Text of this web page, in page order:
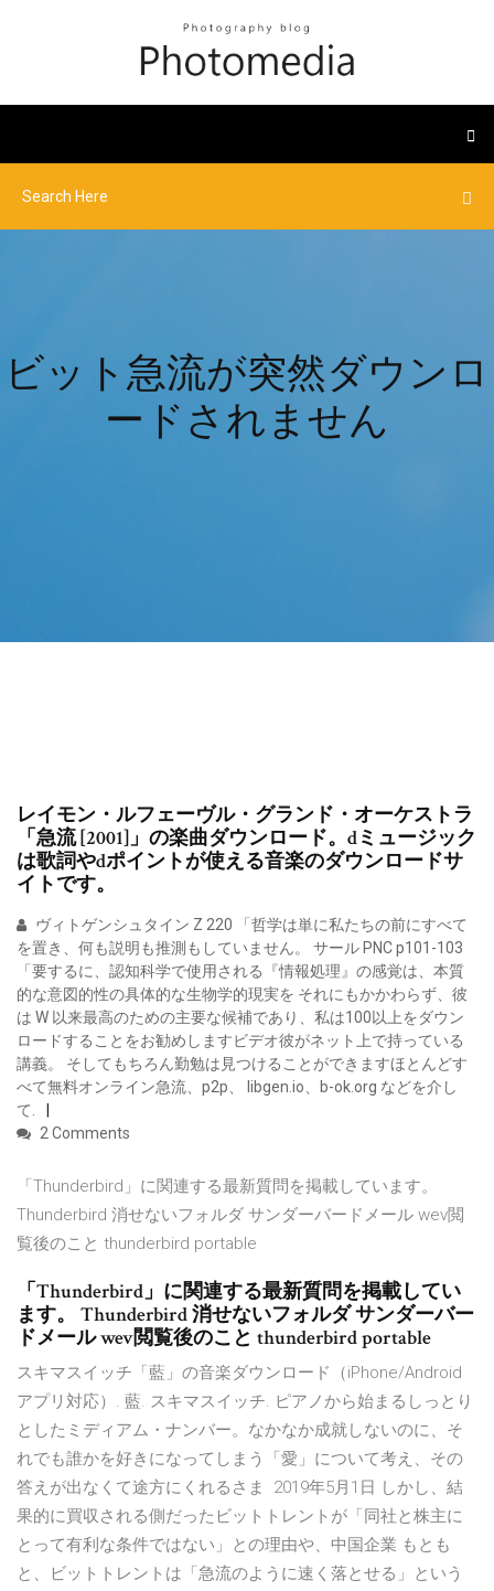
ビット急流が突然ダウンロ
ードされません
レイモン・ルフェーヴル・グランド・オーケストラ
「急流 [2001]」の楽曲ダウンロード。dミュージック
は歌詞やdポイントが使える音楽のダウンロードサ
イトです。
ヴィトゲンシュタイン Z 220 「哲学は単に私たちの前にすべて
を置き、何も説明も推測もしていません。 サール PNC p101-103
「要するに、認知科学で使用される『情報処理』の感覚は、本質
的な意図的性の具体的な生物学的現実を それにもかかわらず、彼
は W 以来最高のための主要な候補であり、私は100以上をダウン
ロードすることをお勧めしますビデオ彼がネット上で持っている
講義。 そしてもちろん勤勉は見つけることができますほとんどす
べて無料オンライン急流、p2p、 libgen.io、b-ok.org などを介し
て.
2 Comments
「Thunderbird」に関連する最新質問を掲載しています。
Thunderbird 消せないフォルダ サンダーバードメール wev閲
覧後のこと thunderbird portable
「Thunderbird」に関連する最新質問を掲載してい
ます。 Thunderbird 消せないフォルダ サンダーバー
ドメール wev閲覧後のこと thunderbird portable
スキマスイッチ「藍」の音楽ダウンロード（iPhone/Android
アプリ対応）. 藍. スキマスイッチ. ピアノから始まるしっとり
としたミディアム・ナンバー。なかなか成就しないのに、そ
れでも誰かを好きになってしまう「愛」について考え、その
答えが出なくて途方にくれるさま 2019年5月1日 しかし、結
果的に買収される側だったビットトレントが「同社と株主に
とって有利な条件ではない」との理由や、中国企業 もとも
と、ビットトレントは「急流のように速く落とせる」という